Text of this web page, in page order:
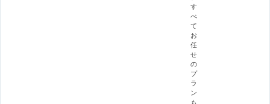
す
べ
て
お
任
せ
の
プ
ラ
ン
も